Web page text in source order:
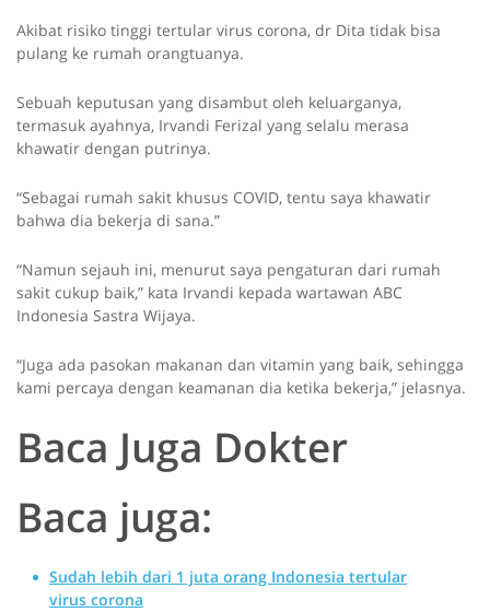
Akibat risiko tinggi tertular virus corona, dr Dita tidak bisa
pulang ke rumah orangtuanya.
Sebuah keputusan yang disambut oleh keluarganya,
termasuk ayahnya, Irvandi Ferizal yang selalu merasa
khawatir dengan putrinya.
“Sebagai rumah sakit khusus COVID, tentu saya khawatir
bahwa dia bekerja di sana.”
“Namun sejauh ini, menurut saya pengaturan dari rumah
sakit cukup baik,” kata Irvandi kepada wartawan ABC
Indonesia Sastra Wijaya.
“Juga ada pasokan makanan dan vitamin yang baik, sehingga
kami percaya dengan keamanan dia ketika bekerja,” jelasnya.
Baca Juga Dokter
Baca juga:
Sudah lebih dari 1 juta orang Indonesia tertular
virus corona